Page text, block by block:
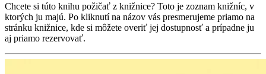
Chcete si túto knihu požičať z knižnice? Toto je zoznam knižníc, v
ktorých ju majú. Po kliknutí na názov vás presmerujeme priamo na
stránku knižnice, kde si môžete overiť jej dostupnosť a prípadne ju
aj priamo rezervovať.